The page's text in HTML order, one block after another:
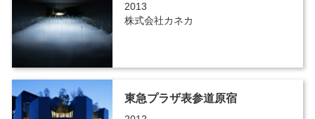
2013
株式会社カネカ
東急プラザ表参道原宿